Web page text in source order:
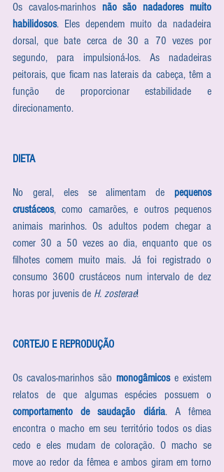
Os cavalos-marinhos não são nadadores muito
habilidosos. Eles dependem muito da nadadeira
dorsal, que bate cerca de 30 a 70 vezes por
segundo, para impulsioná-los. As nadadeiras
peitorais, que ficam nas laterais da cabeça, têm a
função de proporcionar estabilidade e
direcionamento.
DIETA
No geral, eles se alimentam de pequenos
crustáceos, como camarões, e outros pequenos
animais marinhos. Os adultos podem chegar a
comer 30 a 50 vezes ao dia, enquanto que os
filhotes comem muito mais. Já foi registrado o
consumo 3600 crustáceos num intervalo de dez
horas por juvenis de H. zosterae!
CORTEJO E REPRODUÇÃO
Os cavalos-marinhos são monogâmicos e existem
comportamento de saudação diária. A fêmea
encontra o macho em seu território todos os dias
cedo e eles mudam de coloração. O macho se
move ao redor da fêmea e ambos giram em torno